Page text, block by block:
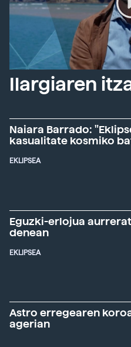
Ilargiaren
Naiara Barrado:
kasualitate kosmiko
EKLIPSEA
Eguzki-erlojua
denean
EKLIPSEA
Astro erregearen
agerian